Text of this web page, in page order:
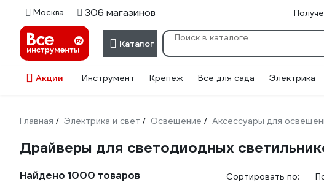
Москва 306 магазинов
Каталог
Акции Инструмент Крепеж Всё для сада Электрика
Главная / Электрика и свет / Освещение / Аксессуары для
Драйверы для светодиодных
Найдено 1000 товаров Сортировать по: